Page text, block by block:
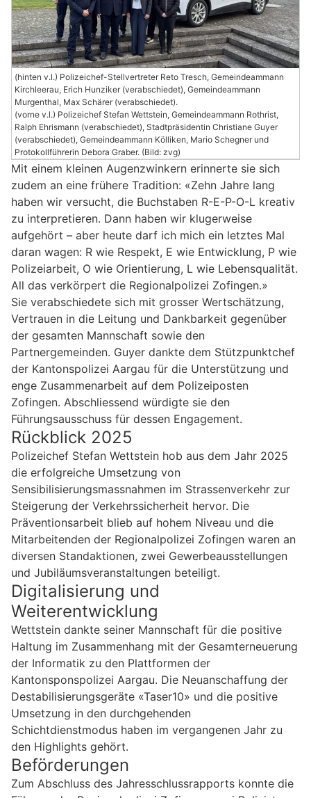
(hinten v.l.) Polizeichef-Stellvertreter Reto Tresch, Gemeindeammann
Kirchleerau, Erich Hunziker (verabschiedet), Gemeindeammann
Murgenthal, Max Schärer (verabschiedet).
(vorne v.l.) Polizeichef Stefan Wettstein, Gemeindeammann Rothrist,
Ralph Ehrismann (verabschiedet), Stadtpräsidentin Christiane Guyer
(verabschiedet), Gemeindeammann Kölliken, Mario Schegner und
Protokollführerin Debora Graber. (Bild: zvg)
Mit einem kleinen Augenzwinkern erinnerte sie sich
zudem an eine frühere Tradition: «Zehn Jahre lang
haben wir versucht, die Buchstaben R-E-P-O-L kreativ
zu interpretieren. Dann haben wir klugerweise
aufgehört – aber heute darf ich mich ein letztes Mal
daran wagen: R wie Respekt, E wie Entwicklung, P wie
Polizeiarbeit, O wie Orientierung, L wie Lebensqualität.
All das verkörpert die Regionalpolizei Zofingen.»
Sie verabschiedete sich mit grosser Wertschätzung,
Vertrauen in die Leitung und Dankbarkeit gegenüber
der gesamten Mannschaft sowie den
Partnergemeinden. Guyer dankte dem Stützpunktchef
der Kantonspolizei Aargau für die Unterstützung und
enge Zusammenarbeit auf dem Polizeiposten
Zofingen. Abschliessend würdigte sie den
Führungsausschuss für dessen Engagement.
Rückblick 2025
Polizeichef Stefan Wettstein hob aus dem Jahr 2025
die erfolgreiche Umsetzung von
Sensibilisierungsmassnahmen im Strassenverkehr zur
Steigerung der Verkehrssicherheit hervor. Die
Präventionsarbeit blieb auf hohem Niveau und die
Mitarbeitenden der Regionalpolizei Zofingen waren an
diversen Standaktionen, zwei Gewerbeausstellungen
und Jubiläumsveranstaltungen beteiligt.
Digitalisierung und
Weiterentwicklung
Wettstein dankte seiner Mannschaft für die positive
Haltung im Zusammenhang mit der Gesamterneuerung
der Informatik zu den Plattformen der
Kantonsponspolizei Aargau. Die Neuanschaffung der
Destabilisierungsgeräte «Taser10» und die positive
Umsetzung in den durchgehenden
Schichtdienstmodus haben im vergangenen Jahr zu
den Highlights gehört.
Beförderungen
Zum Abschluss des Jahresschlussrapports konnte die